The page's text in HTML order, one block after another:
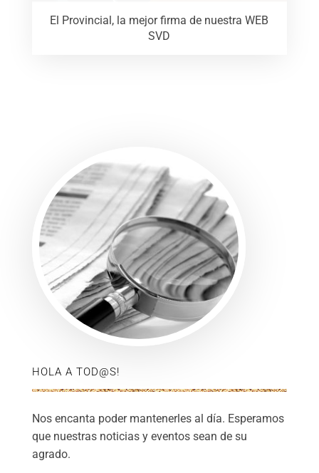
El Provincial, la mejor firma de nuestra WEB
SVD
HOLA A TOD@S!
Nos encanta poder mantenerles al día. Esperamos
que nuestras noticias y eventos sean de su
agrado.